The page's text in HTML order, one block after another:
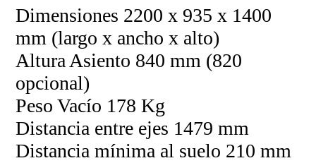
Dimensiones 2200 x 935 x 1400
mm (largo x ancho x alto)
Altura Asiento 840 mm (820
opcional)
Peso Vacío 178 Kg
Distancia entre ejes 1479 mm
Distancia mínima al suelo 210 mm